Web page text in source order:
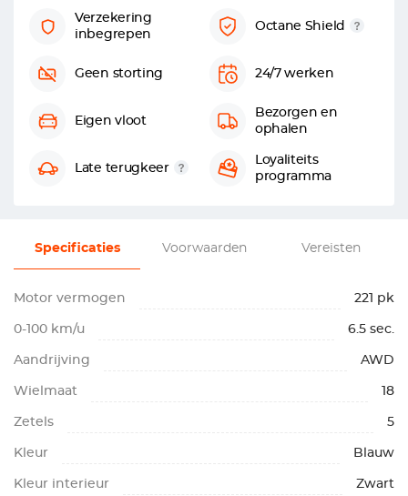
Verzekering
inbegrepen
Octane Shield
Geen storting 24/7 werken
Eigen vloot
Bezorgen en
ophalen
Late terugkeer
Loyaliteits
programma
Specificaties Voorwaarden Vereisten
Motor vermogen 221 pk
0-100 km/u 6.5 sec.
Aandrijving AWD
Wielmaat 18
Zetels 5
Kleur Blauw
Kleur interieur Zwart